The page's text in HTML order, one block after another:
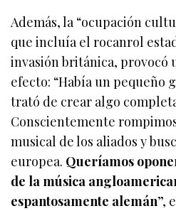
Además, la “ocupación
que incluía el rocanrol
invasión británica, provocó
efecto: “Había un pequeño
trató de crear algo
Conscientemente
musical de los aliados y
europea. Queríamos
de la música
espantosamente alemán”,